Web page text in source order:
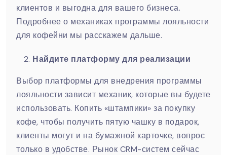
клиентов и выгодна для вашего бизнеса.
Подробнее о механиках программы лояльности
для кофейни мы расскажем дальше.
Найдите платформу для реализации
Выбор платформы для внедрения программы
лояльности зависит механик, которые вы будете
использовать. Копить «штампики» за покупку
кофе, чтобы получить пятую чашку в подарок,
клиенты могут и на бумажной карточке, вопрос
только в удобстве. Рынок CRM-систем сейчас